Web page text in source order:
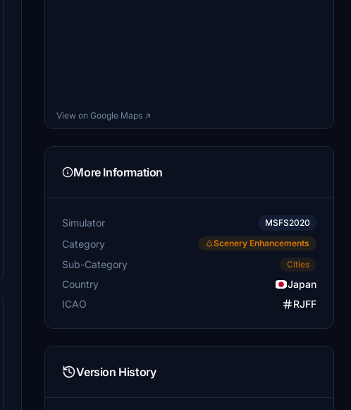
View on Google Maps ↗
More Information
Simulator MSFS2020
Category Scenery Enhancements
Sub-Category Cities
Country
Japan
ICAO
RJFF
Version History